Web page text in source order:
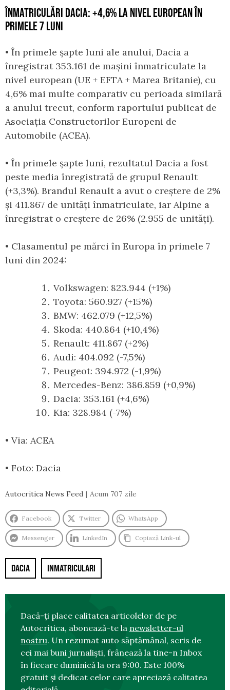
ÎNMATRICULĂRI DACIA: +4,6% LA NIVEL EUROPEAN ÎN
PRIMELE 7 LUNI
• În primele șapte luni ale anului, Dacia a
înregistrat 353.161 de mașini înmatriculate la
nivel european (UE + EFTA + Marea Britanie), cu
4,6% mai multe comparativ cu perioada similară
a anului trecut, conform raportului publicat de
Asociația Constructorilor Europeni de
Automobile (ACEA).
• În primele șapte luni, rezultatul Dacia a fost
peste media înregistrată de grupul Renault
(+3,3%). Brandul Renault a avut o creștere de 2%
și 411.867 de unități înmatriculate, iar Alpine a
înregistrat o creștere de 26% (2.955 de unități).
• Clasamentul pe mărci în Europa în primele 7
luni din 2024:
Volkswagen: 823.944 (+1%)
Toyota: 560.927 (+15%)
BMW: 462.079 (+12,5%)
Skoda: 440.864 (+10,4%)
Renault: 411.867 (+2%)
Audi: 404.092 (-7,5%)
Peugeot: 394.972 (-1,9%)
Mercedes-Benz: 386.859 (+0,9%)
Dacia: 353.161 (+4,6%)
Kia: 328.984 (-7%)
• Via: ACEA
• Foto: Dacia
Autocritica News Feed Acum 707 zile
Facebook Twitter WhatsApp
Messenger LinkedIn Copiază Link-ul
DACIA INMATRICULARI
Dacă-ți place calitatea articolelor de pe
Autocritica, abonează-te la newsletter-ul
nostru. Un rezumat auto săptămânal, scris de
cei mai buni jurnaliști, frânează la tine-n Inbox
în fiecare duminică la ora 9:00. Este 100%
gratuit și dedicat celor care apreciază calitatea